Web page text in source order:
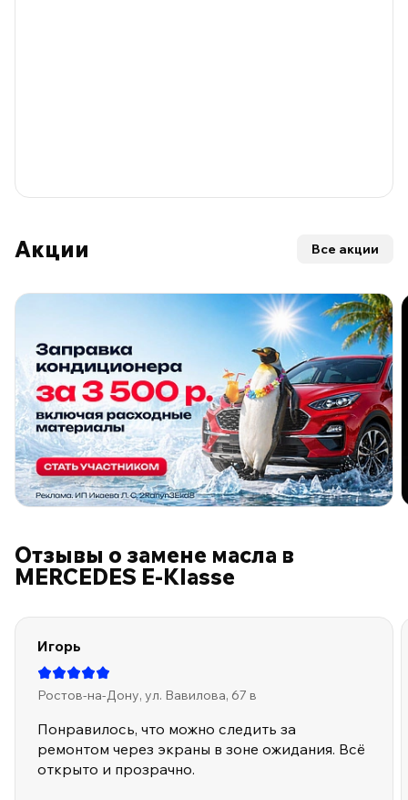
Акции Все акции
Отзывы о замене масла в
MERCEDES E-Klasse
Игорь
Ростов-на-Дону, ул. Вавилова, 67 в
Понравилось, что можно следить за
ремонтом через экраны в зоне ожидания. Всё
открыто и прозрачно.